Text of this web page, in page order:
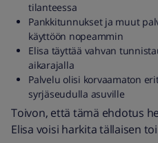
tilanteessa
Pankkitunnukset ja muut
käyttöön nopeammin
Elisa täyttää vahvan
aikarajalla
Palvelu olisi korvaamaton
syrjäseudulla asuville
Toivon, että tämä ehdotus
Elisa voisi harkita tällaisen